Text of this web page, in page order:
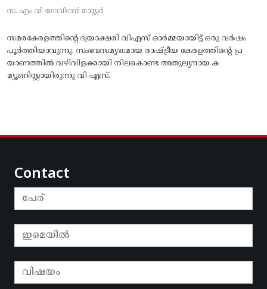
സ. എം വി ഗോവിന്ദൻ മാസ്റ്റർ
സമരകേരളത്തിൻ്റെ ദ്വയാക്ഷരി വിഎസ് ഓർമ്മയായിട്ട് ഒരു വർഷം
പൂർത്തിയാവുന്നു. സംഭവസമൃദ്ധമായ രാഷ്ട്രീയ കേരളത്തിന്റെ പ്ര
യാണത്തിൽ വഴിവിളക്കായി നിലകൊണ്ട അതുല്യനായ ക
മ്യൂണിസ്റ്റായിരുന്നു വി എസ്.
Contact